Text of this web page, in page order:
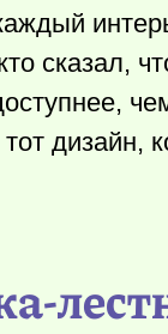
сказал,